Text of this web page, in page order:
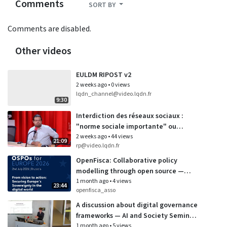
Comments SORT BY
Comments are disabled.
Other videos
9:30
EULDM RIPOST v2
2 weeks ago•0 views
lqdn_channel@video.lqdn.fr
21:09
Interdiction des réseaux sociaux :
"norme sociale importante" ou
"affichage politique" ? (21/07/2026)
2 weeks ago•44 views
rp@video.lqdn.fr
23:44
OpenFisca: Collaborative policy
modelling through open source —
OSPOs for Europe
1 month ago•4 views
openfisca_asso
A discussion about digital governance
frameworks — AI and Society Seminar